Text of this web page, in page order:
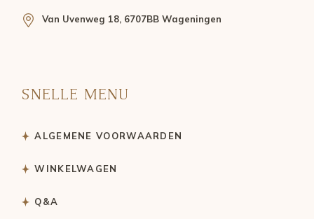
Van Uvenweg 18, 6707BB Wageningen
SNELLE MENU
ALGEMENE VOORWAARDEN
WINKELWAGEN
Q&A